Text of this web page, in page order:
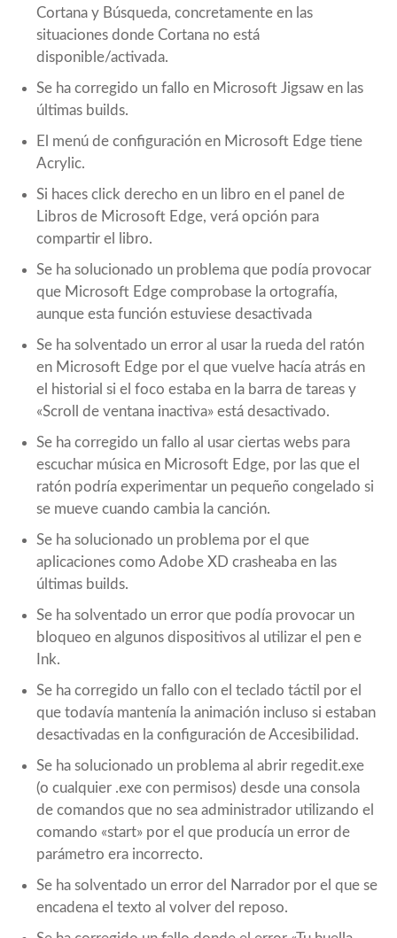
Cortana y Búsqueda, concretamente en las
situaciones donde Cortana no está
disponible/activada.
Se ha corregido un fallo en Microsoft Jigsaw en las
últimas builds.
El menú de configuración en Microsoft Edge tiene
Acrylic.
Si haces click derecho en un libro en el panel de
Libros de Microsoft Edge, verá opción para
compartir el libro.
Se ha solucionado un problema que podía provocar
que Microsoft Edge comprobase la ortografía,
aunque esta función estuviese desactivada
Se ha solventado un error al usar la rueda del ratón
en Microsoft Edge por el que vuelve hacía atrás en
el historial si el foco estaba en la barra de tareas y
«Scroll de ventana inactiva» está desactivado.
Se ha corregido un fallo al usar ciertas webs para
escuchar música en Microsoft Edge, por las que el
ratón podría experimentar un pequeño congelado si
se mueve cuando cambia la canción.
Se ha solucionado un problema por el que
aplicaciones como Adobe XD crasheaba en las
últimas builds.
Se ha solventado un error que podía provocar un
bloqueo en algunos dispositivos al utilizar el pen e
Ink.
Se ha corregido un fallo con el teclado táctil por el
que todavía mantenía la animación incluso si estaban
desactivadas en la configuración de Accesibilidad.
Se ha solucionado un problema al abrir regedit.exe
(o cualquier .exe con permisos) desde una consola
de comandos que no sea administrador utilizando el
comando «start» por el que producía un error de
parámetro era incorrecto.
Se ha solventado un error del Narrador por el que se
encadena el texto al volver del reposo.